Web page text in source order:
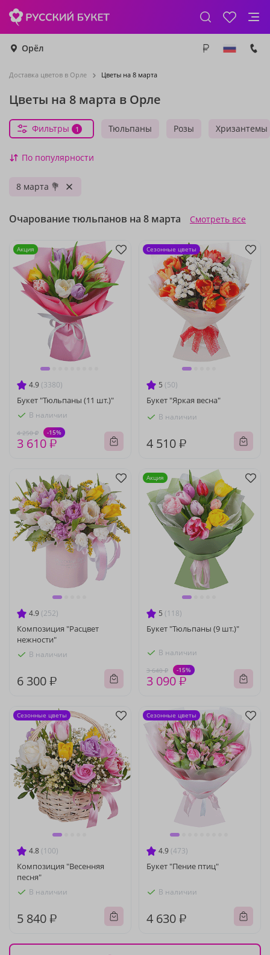
Орёл
Доставка цветов в Орле Цветы на 8 марта
Цветы на 8 марта в Орле
Тюльпаны Розы Хризантемы
Фильтры 1
По популярности
8 марта 💐
Очарование тюльпанов на 8 марта Смотреть все
4.9 (3380)
Букет "Тюльпаны (11 шт.)"
В наличии
4 250 ₽ -15%
3 610 ₽
Акция
5 (50)
Букет "Яркая весна"
В наличии
4 510 ₽
Сезонные цветы
4.9 (252)
Композиция "Расцвет
нежности"
В наличии
6 300 ₽
5 (118)
Букет "Тюльпаны (9 шт.)"
В наличии
3 640 ₽ -15%
3 090 ₽
Акция
4.8 (100)
Композиция "Весенняя
песня"
В наличии
5 840 ₽
Сезонные цветы
4.9 (473)
Букет "Пение птиц"
В наличии
4 630 ₽
Сезонные цветы